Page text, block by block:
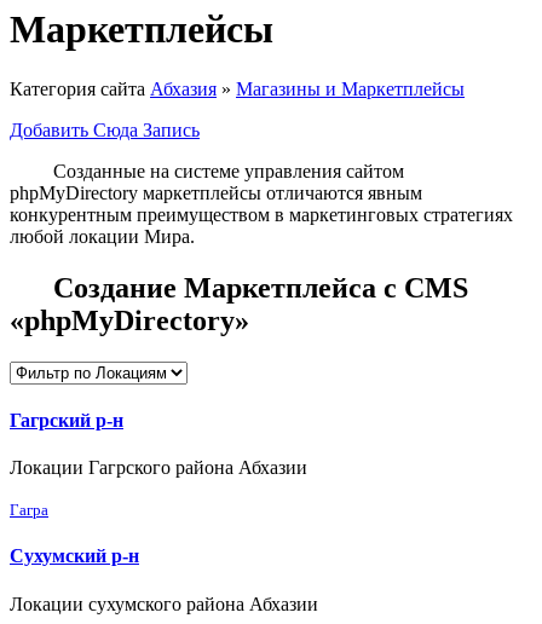
Маркетплейсы
Категория сайта Абхазия » Магазины и Маркетплейсы
Добавить Сюда Запись
Созданные на системе управления сайтом
phpMyDirectory маркетплейсы отличаются явным
конкурентным преимуществом в маркетинговых стратегиях
любой локации Мира.
Создание Маркетплейса с CMS
«phpMyDirectory»
Гагрский р-н
Локации Гагрского района Абхазии
Гагра
Сухумский р-н
Локации сухумского района Абхазии